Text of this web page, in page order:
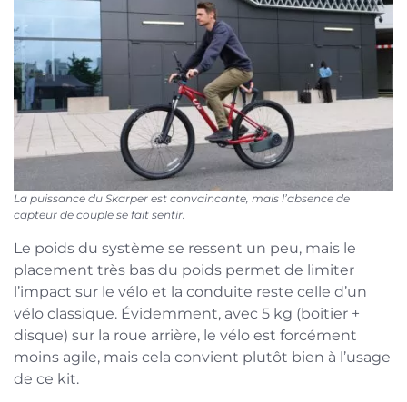
La puissance du Skarper est convaincante, mais l’absence de
capteur de couple se fait sentir.
Le poids du système se ressent un peu, mais le
placement très bas du poids permet de limiter
l’impact sur le vélo et la conduite reste celle d’un
vélo classique. Évidemment, avec 5 kg (boitier +
disque) sur la roue arrière, le vélo est forcément
moins agile, mais cela convient plutôt bien à l’usage
de ce kit.